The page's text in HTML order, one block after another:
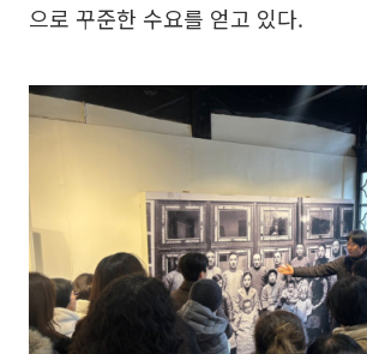
으로 꾸준한 수요를 얻고 있다.